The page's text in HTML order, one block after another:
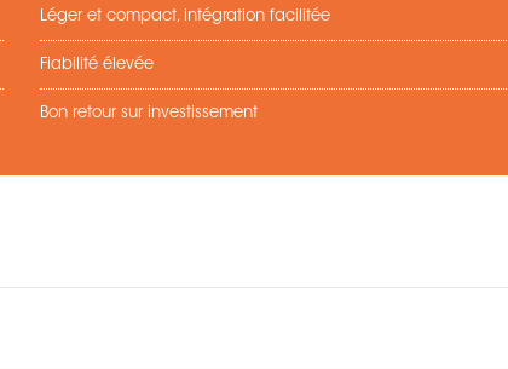
Léger et compact, intégration facilitée
Fiabilité élevée
Bon retour sur investissement